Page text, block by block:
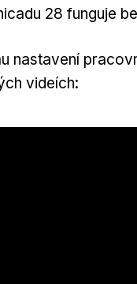
28 funguje
nastavení
videích: